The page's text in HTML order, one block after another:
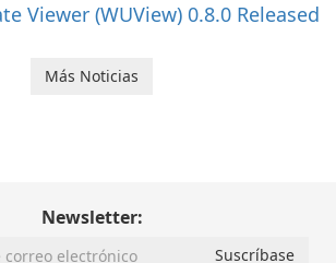
Viewer (WUView) 0.8.0 Released
Más Noticias
Newsletter: